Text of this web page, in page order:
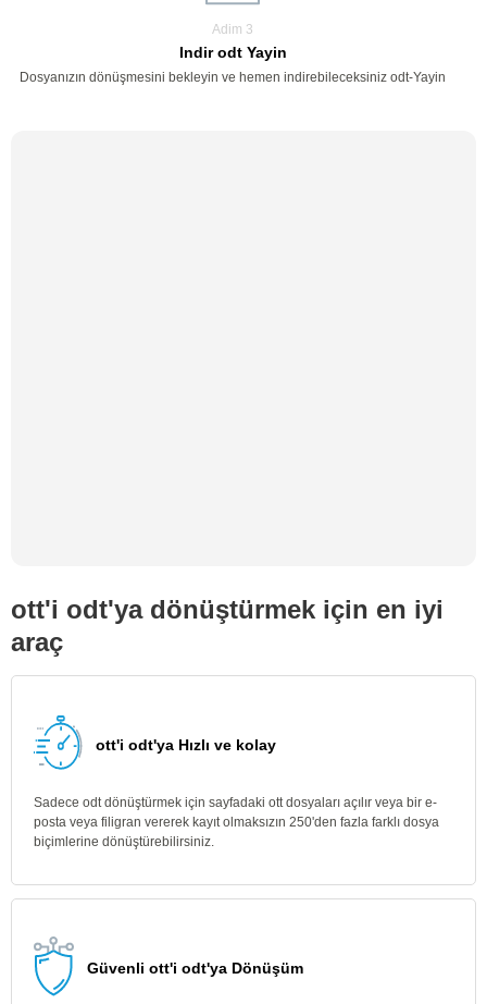
Adim 3
Indir odt Yayin
Dosyanızın dönüşmesini bekleyin ve hemen indirebileceksiniz odt-Yayin
ott'i odt'ya dönüştürmek için en iyi
araç
ott'i odt'ya Hızlı ve kolay
Sadece odt dönüştürmek için sayfadaki ott dosyaları açılır veya bir e-
posta veya filigran vererek kayıt olmaksızın 250'den fazla farklı dosya
biçimlerine dönüştürebilirsiniz.
Güvenli ott'i odt'ya Dönüşüm